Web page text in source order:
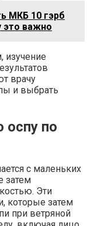
МКБ 10 гэрб
это важно
изучение
врачу
и выбрать
оспу по
с маленьких
затем
Эти
которые затем
при ветряной